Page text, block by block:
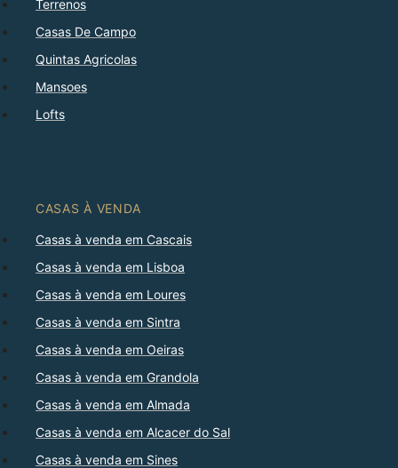
Terrenos
Casas De Campo
Quintas Agricolas
Mansoes
Lofts
CASAS À VENDA
Casas à venda em Cascais
Casas à venda em Lisboa
Casas à venda em Loures
Casas à venda em Sintra
Casas à venda em Oeiras
Casas à venda em Grandola
Casas à venda em Almada
Casas à venda em Alcacer do Sal
Casas à venda em Sines